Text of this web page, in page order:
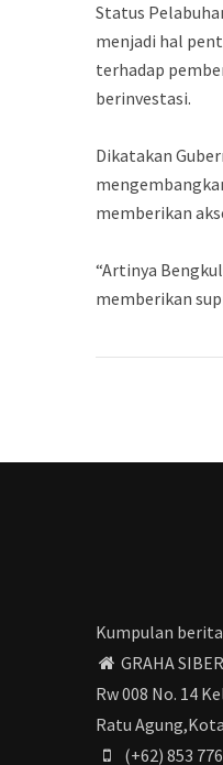
Status
menjadi hal
terhadap
berinvestasi.
Dikatakan
memberikan
“Artinya
memberikan
Kumpulan
GRAHA
Rw 008 No. 14
Ratu
(+62) 853